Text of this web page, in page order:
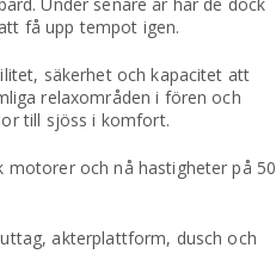
få upp tempot igen.
säkerhet och kapacitet att
relaxområden i fören och
till sjöss i komfort.
motorer och nå hastigheter på 50
akterplattform, dusch och